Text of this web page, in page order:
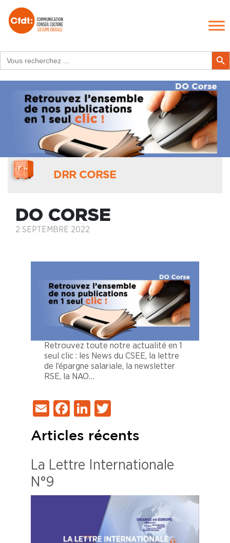
for:
Search
DRR CORSE
DO CORSE
2 SEPTEMBRE 2022
Retrouvez toute notre actualité en 1
seul clic : les News du CSEE, la lettre
de l’épargne salariale, la newsletter
RSE, la NAO…
EmailFacebook
LinkedIn
Articles récents
La Lettre Internationale
N°9